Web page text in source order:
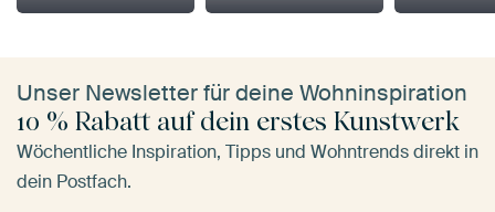
Unser Newsletter für deine Wohninspiration
10 % Rabatt auf dein erstes Kunstwerk
Wöchentliche Inspiration, Tipps und Wohntrends direkt in
dein Postfach.